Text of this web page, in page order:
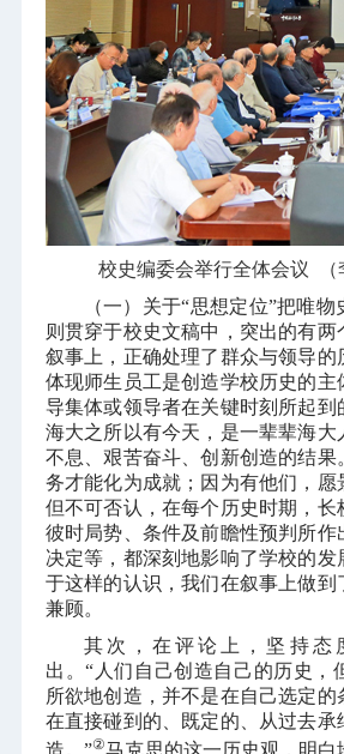
校史编委会举行全体会议 （
（一）关于“思想定位”把唯
则贯穿于校史文稿中，突出的有两
叙事上，正确处理了群众与领导的
体现师生员工是创造学校历史的主
导集体或领导者在关键时刻所起到
海大之所以有今天，是一辈辈海大
不息、艰苦奋斗、创新创造的结果
务才能化为成就；因为有他们，愿
但不可否认，在每个历史时期，长
彼时局势、条件及前瞻性预判所作
决定等，都深刻地影响了学校的发
于这样的认识，我们在叙事上做到
兼顾。
其次，在评论上，坚持态
出。“人们自己创造自己的历史，
所欲地创造，并不是在自己选定的
在直接碰到的、既定的、从过去承
②